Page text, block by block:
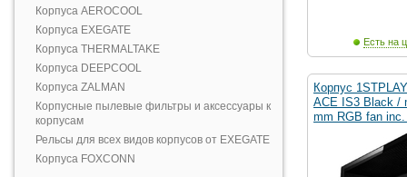
Корпуса AEROCOOL
Корпуса EXEGATE
Корпуса THERMALTAKE
Корпуса DEEPCOOL
Корпуса ZALMAN
Корпусные пылевые фильтры и аксессуары к
корпусам
Рельсы для всех видов корпусов от EXEGATE
Корпуса FOXCONN
Есть на
Корпус
ACE IS3 Black /
mm RGB fan